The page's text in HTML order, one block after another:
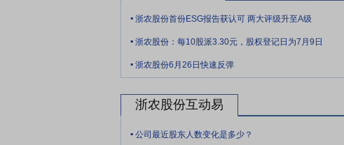
市场长期呈现多而散的特点，但近些年头部企业
中度逐步提升。
要点7：宏观政策优势
党中央和国务院历来重视
展”，首提“加快建设农业强国”。2026年中央一
水平、乡村建设水平、乡村治理水平，为推进中
展的一支重要力量。浙江省供销社自2017年开始
推进现代农资经营服务高质量发展的意见》，提
务延伸、农资企业向农业综合服务商转型”“加快
. 浙农股份首份ESG报告获认可 两大评级升至A级
. 浙农股份：每10股派3.30元，股权登记日为7月9日
. 浙农股份6月26日快速反弹
浙农股份互动易
. 公司最近股东人数变化是多少？